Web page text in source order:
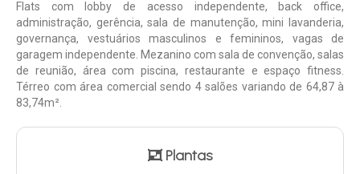
Flats com lobby de acesso independente, back office,
administração, gerência, sala de manutenção, mini lavanderia,
governança, vestuários masculinos e femininos, vagas de
garagem independente. Mezanino com sala de convenção, salas
de reunião, área com piscina, restaurante e espaço fitness.
Térreo com área comercial sendo 4 salões variando de 64,87 à
83,74m².
Plantas